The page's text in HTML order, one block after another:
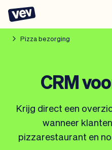
bedrijven
CRM voor MKB
Inschrijfformulier
Bestelsysteem
Verhalen
Blog
Checkout
Pizza bezorging
CRM
Krijg direct een
wanneer
pizzarestaurant en